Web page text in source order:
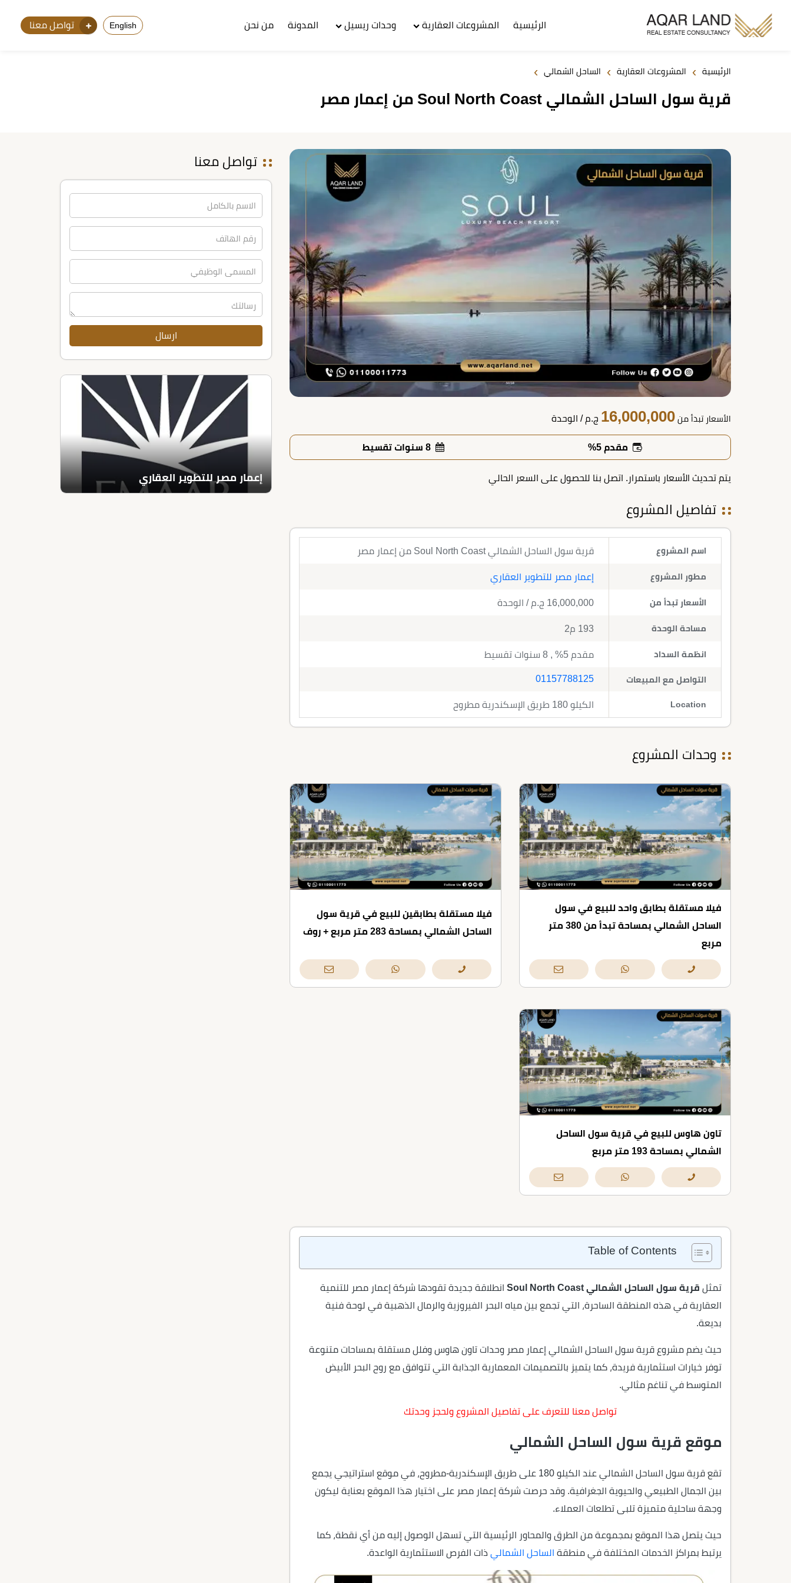
الرئيسية المشروعات العقارية وحدات ريسيل المدونة من نحن English تواصل معنا
الرئيسية › المشروعات العقارية › الساحل الشمالي ›
قرية سول الساحل الشمالي Soul North Coast من إعمار مصر
الأسعار تبدأ من 16,000,000 ج.م / الوحدة
مقدم 5%
يتم تحديث الأسعار باستمرار. اتصل بنا للحصول على السعر الحالي
تفاصيل المشروع
اسم المشروع قرية سول الساحل الشمالي Soul North Coast من إعمار مصر
مطور المشروع إعمار مصر للتطوير العقاري
الأسعار تبدأ من 16,000,000 ج.م / الوحدة
مساحة الوحدة 193 م2
انظمة السداد مقدم 5% , 8 سنوات تقسيط
التواصل مع المبيعات 01157788125
Location الكيلو 180 طريق الإسكندرية مطروح
وحدات المشروع
فيلا مستقلة بطابق واحد للبيع في سول
الساحل الشمالي بمساحة تبدأ من 380 متر
مربع
فيلا مستقلة بطابقين للبيع في قرية سول
الساحل الشمالي بمساحة 283 متر مربع + روف
تاون هاوس للبيع في قرية سول الساحل
الشمالي بمساحة 193 متر مربع
Table of Contents
تمثل قرية سول الساحل الشمالي Soul North Coast
انطلاقة جديدة تقودها شركة إعمار مصر للتنمية
العقارية في هذه المنطقة الساحرة، التي تجمع بين مياه البحر الفيروزية والرمال الذهبية في لوحة فنية
بديعة.
حيث يضم مشروع قرية سول الساحل الشمالي إعمار مصر وحدات تاون هاوس وفلل مستقلة بمساحات متنوعة
توفر خيارات استثمارية فريدة، كما يتميز بالتصميمات المعمارية الجذابة التي تتوافق مع روح البحر الأبيض
المتوسط في تناغم مثالي.
تواصل معنا للتعرف على تفاصيل المشروع ولحجز وحدتك
موقع قرية سول الساحل الشمالي
تقع قرية سول الساحل الشمالي عند الكيلو 180 على طريق الإسكندرية-مطروح، في موقع استراتيجي يجمع
بين الجمال الطبيعي والحيوية الجغرافية. وقد حرصت شركة إعمار مصر على اختيار هذا الموقع بعناية ليكون
وجهة ساحلية متميزة تلبى تطلعات العملاء.
حيث يتصل هذا الموقع بمجموعة من الطرق والمحاور الرئيسية التي تسهل الوصول إليه من أي نقطة، كما
يرتبط بمراكز الخدمات المختلفة في منطقة الساحل الشمالي ذات الفرص الاستثمارية الواعدة.
تواصل معنا
إعمار مصر للتطوير العقاري